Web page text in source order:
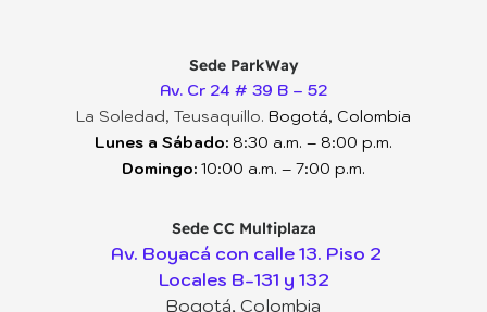
Sede ParkWay
Av. Cr 24 # 39 B – 52
La Soledad, Teusaquillo. Bogotá, Colombia
Lunes a Sábado: 8:30 a.m. – 8:00 p.m.
Domingo: 10:00 a.m. – 7:00 p.m.
Sede CC Multiplaza
Av. Boyacá con calle 13. Piso 2
Locales B-131 y 132
Bogotá, Colombia